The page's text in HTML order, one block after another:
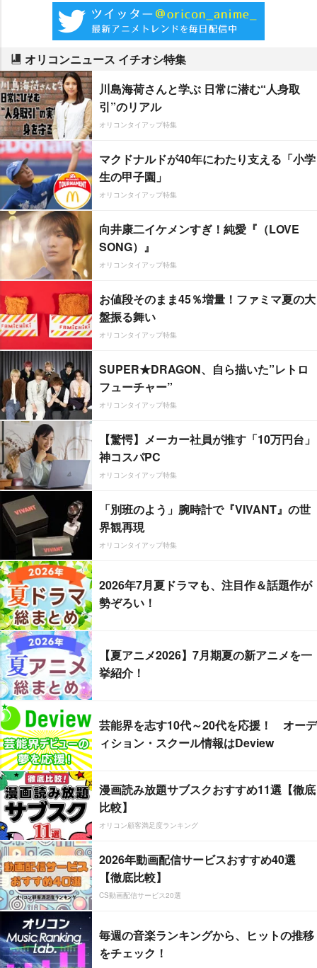
オリコンニュース イチオシ特集
川島海荷さんと学ぶ 日常に潜む“人身取
引”のリアル
オリコンタイアップ特集
マクドナルドが40年にわたり支える「小学
生の甲子園」
オリコンタイアップ特集
向井康二イケメンすぎ！純愛『（LOVE
SONG）』
オリコンタイアップ特集
お値段そのまま45％増量！ファミマ夏の大
盤振る舞い
オリコンタイアップ特集
SUPER★DRAGON、自ら描いた”レトロ
フューチャー”
オリコンタイアップ特集
【驚愕】メーカー社員が推す「10万円台」
神コスパPC
オリコンタイアップ特集
「別班のよう」腕時計で『VIVANT』の世
界観再現
オリコンタイアップ特集
2026年7月夏ドラマも、注目作＆話題作が
勢ぞろい！
【夏アニメ2026】7月期夏の新アニメを一
挙紹介！
芸能界を志す10代～20代を応援！ オーデ
ィション・スクール情報はDeview
漫画読み放題サブスクおすすめ11選【徹底
比較】
オリコン顧客満足度ランキング
2026年動画配信サービスおすすめ40選
【徹底比較】
CS動画配信サービス20選
毎週の音楽ランキングから、ヒットの推移
をチェック！